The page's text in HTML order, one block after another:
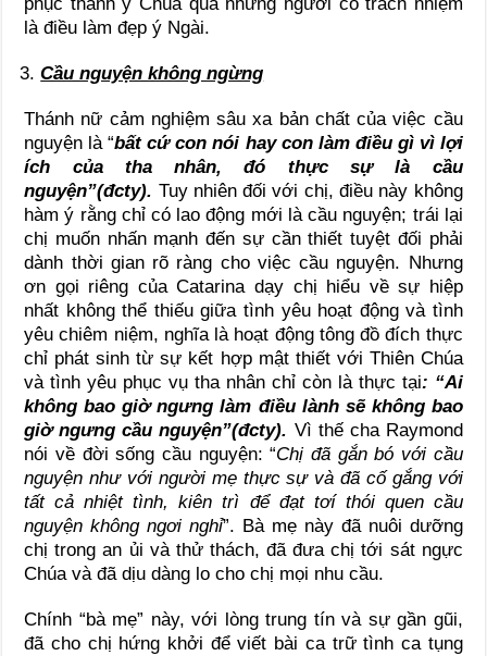
là điều làm đẹp ý Ngài.
Cầu nguyện không ngừng
Thánh nữ cảm nghiệm sâu xa bản chất của việc cầu
nguyện là “bất cứ con nói hay con làm điều gì vì lợi
ích của tha nhân, đó thực sự là cầu
nguyện”(đcty). Tuy nhiên đối với chị, điều này không
hàm ý rằng chỉ có lao động mới là cầu nguyện; trái lại
chị muốn nhấn mạnh đến sự cần thiết tuyệt đối phải
dành thời gian rõ ràng cho việc cầu nguyện. Nhưng
ơn gọi riêng của Catarina dạy chị hiểu về sự hiệp
nhất không thể thiếu giữa tình yêu hoạt động và tình
yêu chiêm niệm, nghĩa là hoạt động tông đồ đích thực
chỉ phát sinh từ sự kết hợp mật thiết với Thiên Chúa
và tình yêu phục vụ tha nhân chỉ còn là thực tại: “Ai
không bao giờ ngưng làm điều lành sẽ không bao
giờ ngưng cầu nguyện”(đcty). Vì thế cha Raymond
nói về đời sống cầu nguyện: “Chị đã gắn bó với cầu
nguyện như với người mẹ thực sự và đã cố gắng với
tất cả nhiệt tình, kiên trì để đạt tơí thói quen cầu
nguyện không ngơi nghỉ”. Bà mẹ này đã nuôi dưỡng
chị trong an ủi và thử thách, đã đưa chị tới sát ngực
Chúa và đã dịu dàng lo cho chị mọi nhu cầu.
Chính “bà mẹ” này, với lòng trung tín và sự gần gũi,
đã cho chị hứng khởi để viết bài ca trữ tình ca tụng